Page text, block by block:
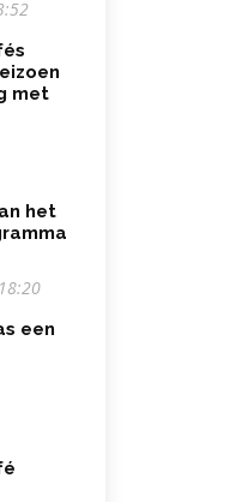
met
het
een